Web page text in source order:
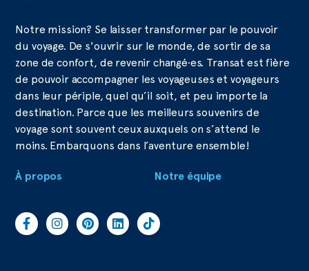
Notre mission? Se laisser transformer par le pouvoir
du voyage. De s'ouvrir sur le monde, de sortir de sa
zone de confort, de revenir changé·es. Transat est fière
de pouvoir accompagner les voyageuses et voyageurs
dans leur périple, quel qu’il soit, et peu importe la
destination. Parce que les meilleurs souvenirs de
voyage sont souvent ceux auxquels on s’attend le
moins. Embarquons dans l’aventure ensemble!
À propos Notre équipe